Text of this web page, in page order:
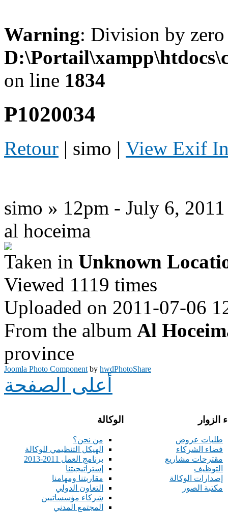
Warning: Division by
on line 1834
P1020034
Retour | simo | View Exif
simo » 12pm - July 6, 2011
al hoceima
Taken in Unknown
Viewed 1119 times
Uploaded on 2011-07-06
From the album Al
province
Joomla Photo Component by hwdPhotoShare
أعلى الصفحة
الوكالة
من نحن؟
الهيكل التنظيمي للوكالة
برنامج العمل 2011-2013
إستراتيجيتنا
مقاربتنا ومهامنا
التعاون الدولي
شركاء مؤسساتيين
المجتمع المدني
الزوار
طلبات عروض
فضاء الشركاء
مقترحات مشاريع
التوظيف
إصدارات الوكالة
مكتبة الصور